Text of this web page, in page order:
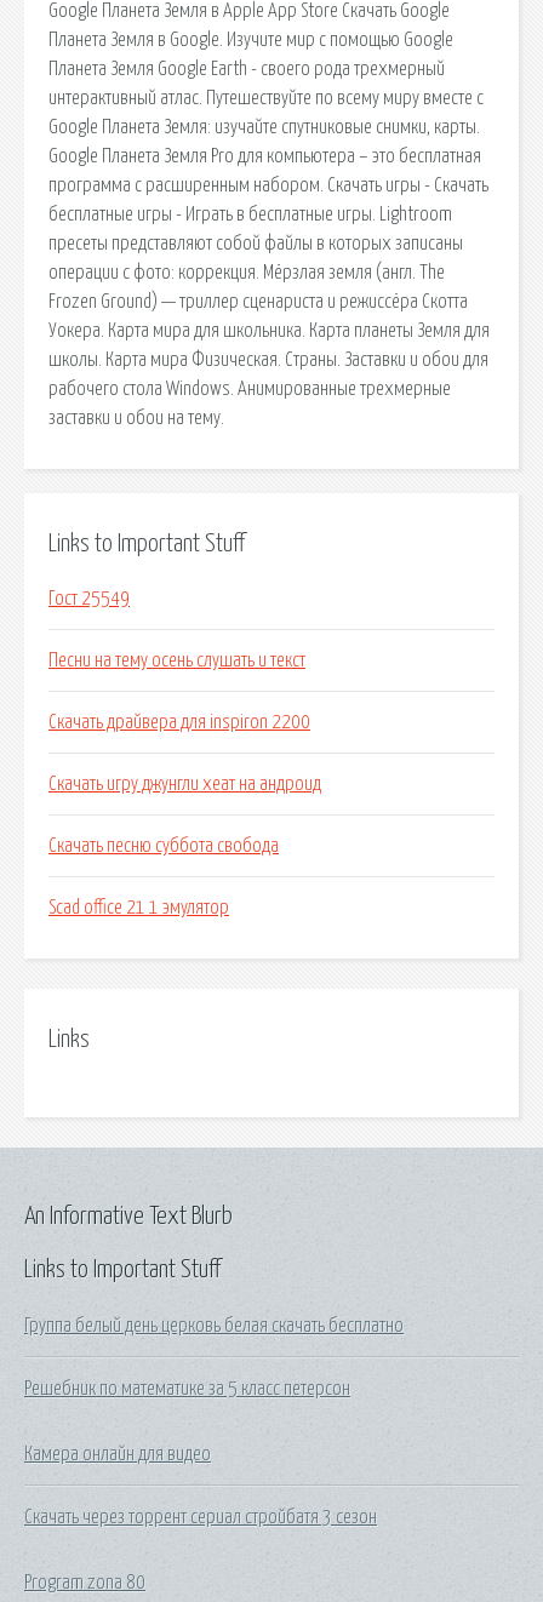
Google Планета Земля в Apple App Store Скачать Google
Планета Земля в Google. Изучите мир с помощью Google
Планета Земля Google Earth - своего рода трехмерный
интерактивный атлас. Путешествуйте по всему миру вместе с
Google Планета Земля: изучайте спутниковые снимки, карты.
Google Планета Земля Pro для компьютера – это бесплатная
программа с расширенным набором. Скачать игры - Скачать
бесплатные игры - Играть в бесплатные игры. Lightroom
пресеты представляют собой файлы в которых записаны
операции с фото: коррекция. Мёрзлая земля (англ. The
Frozen Ground) — триллер сценариста и режиссёра Скотта
Уокера. Карта мира для школьника. Карта планеты Земля для
школы. Карта мира Физическая. Страны. Заставки и обои для
рабочего стола Windows. Анимированные трехмерные
заставки и обои на тему.
Links to Important Stuff
Гост 25549
Песни на тему осень слушать и текст
Скачать драйвера для inspiron 2200
Скачать игру джунгли хеат на андроид
Скачать песню суббота свобода
Scad office 21 1 эмулятор
Links
Links to Important Stuff
Группа белый день церковь белая скачать бесплатно
Решебник по математике за 5 класс петерсон
Камера онлайн для видео
Скачать через торрент сериал стройбатя 3 сезон
Program zona 80
An Informative Text Blurb